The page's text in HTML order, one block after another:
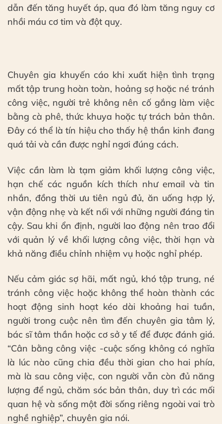
dẫn đến tăng huyết áp, qua đó làm tăng nguy cơ
nhồi máu cơ tim và đột quỵ.
Chuyên gia khuyến cáo khi xuất hiện tình trạng
mất tập trung hoàn toàn, hoảng sợ hoặc né tránh
công việc, người trẻ không nên cố gắng làm việc
bằng cà phê, thức khuya hoặc tự trách bản thân.
Đây có thể là tín hiệu cho thấy hệ thần kinh đang
quá tải và cần được nghỉ ngơi đúng cách.
Việc cần làm là tạm giảm khối lượng công việc,
hạn chế các nguồn kích thích như email và tin
nhắn, đồng thời ưu tiên ngủ đủ, ăn uống hợp lý,
vận động nhẹ và kết nối với những người đáng tin
cậy. Sau khi ổn định, người lao động nên trao đổi
với quản lý về khối lượng công việc, thời hạn và
khả năng điều chỉnh nhiệm vụ hoặc nghỉ phép.
Nếu cảm giác sợ hãi, mất ngủ, khó tập trung, né
tránh công việc hoặc không thể hoàn thành các
hoạt động sinh hoạt kéo dài khoảng hai tuần,
người trong cuộc nên tìm đến chuyên gia tâm lý,
bác sĩ tâm thần hoặc cơ sở y tế để được đánh giá.
“Cân bằng công việc -cuộc sống không có nghĩa
là lúc nào cũng chia đều thời gian cho hai phía,
mà là sau công việc, con người vẫn còn đủ năng
lượng để ngủ, chăm sóc bản thân, duy trì các mối
quan hệ và sống một đời sống riêng ngoài vai trò
nghề nghiệp”, chuyên gia nói.